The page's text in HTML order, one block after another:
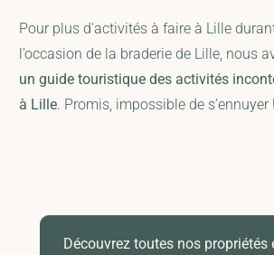
Pour plus d'activités à faire à Lille
l’occasion de la braderie de Lille, nous
un guide touristique des activités
à Lille. Promis, impossible de s’ennuyer !
Découvrez toutes nos propriétés